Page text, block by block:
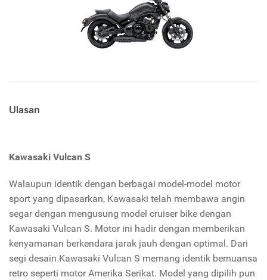
Ulasan
Kawasaki Vulcan S
Walaupun identik dengan berbagai model-model motor
sport yang dipasarkan, Kawasaki telah membawa angin
segar dengan mengusung model cruiser bike dengan
Kawasaki Vulcan S. Motor ini hadir dengan memberikan
kenyamanan berkendara jarak jauh dengan optimal. Dari
segi desain Kawasaki Vulcan S memang identik bernuansa
retro seperti motor Amerika Serikat. Model yang dipilih pun